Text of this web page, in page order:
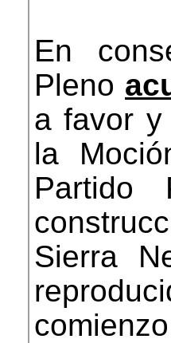
En
Pleno
a favor
la
Sierra